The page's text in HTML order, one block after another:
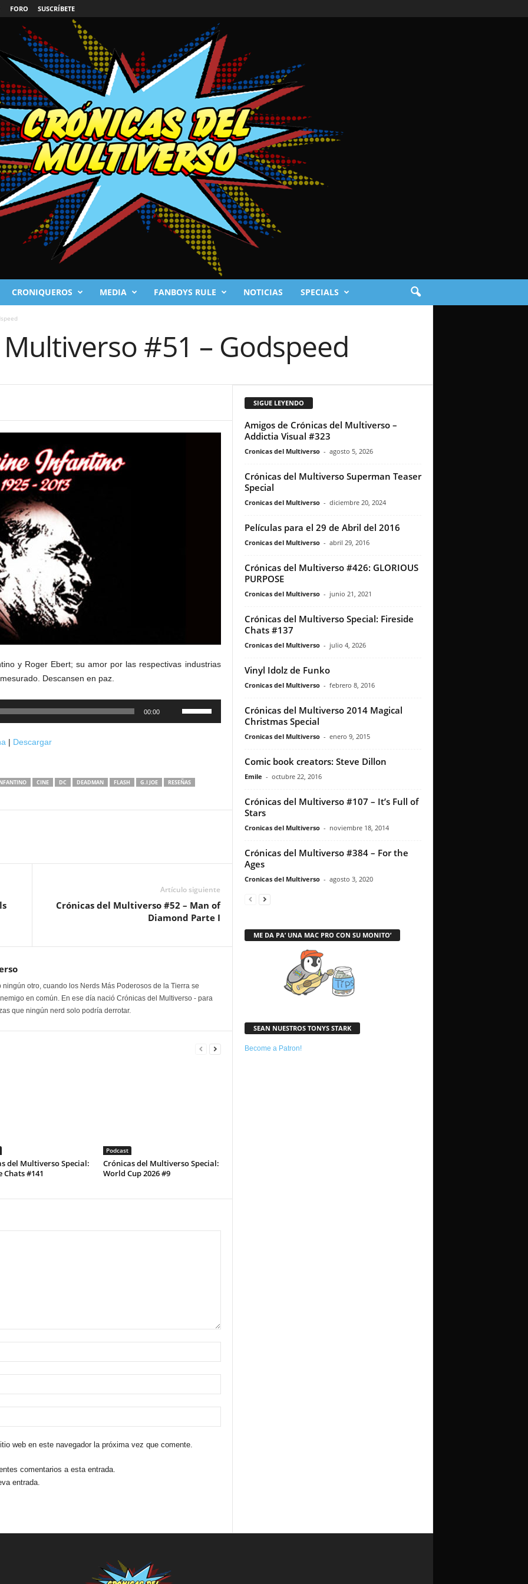
FORO SUSCRÍBETE
CRONIQUEROS MEDIA FANBOYS RULE NOTICIAS SPECIALS
#51 – Godspeed
y Roger Ebert; su amor por las respectivas industrias
Descansen en paz.
00:00
arriba/abajo
volumen.
| Descargar
CINE DC DEADMAN FLASH G.I JOE
RESEÑAS
Artículo siguiente
Crónicas del Multiverso #52 – Man of
Diamond Parte I
ningún otro, cuando los Nerds Más Poderosos de la Tierra se
en común. En ese día nació Crónicas del Multiverso - para
que ningún nerd solo podría derrotar.
del Multiverso Special:
Chats #141
Podcast
Crónicas del Multiverso Special:
World Cup 2026 #9
web en este navegador la próxima vez que comente.
comentarios a esta entrada.
entrada.
SIGUE LEYENDO
Amigos de Crónicas del Multiverso –
Addictia Visual #323
Cronicas del Multiverso - agosto 5, 2026
Crónicas del Multiverso Superman Teaser
Special
Cronicas del Multiverso - diciembre 20, 2024
Películas para el 29 de Abril del 2016
Cronicas del Multiverso - abril 29, 2016
Crónicas del Multiverso #426: GLORIOUS
PURPOSE
Cronicas del Multiverso - junio 21, 2021
Crónicas del Multiverso Special: Fireside
Chats #137
Cronicas del Multiverso - julio 4, 2026
Vinyl Idolz de Funko
Cronicas del Multiverso - febrero 8, 2016
Crónicas del Multiverso 2014 Magical
Christmas Special
Cronicas del Multiverso - enero 9, 2015
Comic book creators: Steve Dillon
Emile - octubre 22, 2016
Crónicas del Multiverso #107 – It’s Full of
Stars
Cronicas del Multiverso - noviembre 18, 2014
Crónicas del Multiverso #384 – For the
Ages
Cronicas del Multiverso - agosto 3, 2020
ME DA PA’ UNA MAC PRO CON SU MONITO’
SEAN NUESTROS TONYS STARK
Become a Patron!